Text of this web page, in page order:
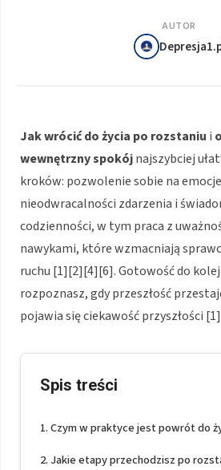
AUTOR
Jak wrócić do życia po rozstaniu i
wewnętrzny spokójnajszybciej
kroków: pozwolenie sobie na
nieodwracalności zdarzenia i
codzienności, w tym praca z
nawykami, które wzmacniają
ruchu [1][2][4][6]. Gotowość do
rozpoznasz, gdy przeszłość
pojawia się ciekawość przyszłości
Spis treści
Czym w praktyce jest powrót do
Jakie etapy przechodzisz po